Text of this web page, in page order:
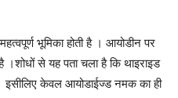
भूमिका होती है । आयोडीन पर
।शोधों से यह पता चला है कि थाइराइड
केवल आयोडाईज्ड नमक का ही